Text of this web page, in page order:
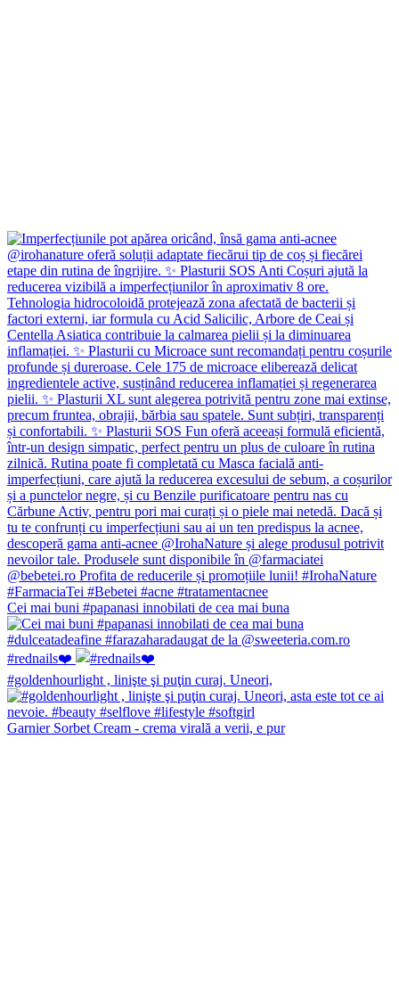
Cei mai buni #papanasi innobilati de cea mai buna
#rednails❤️
#goldenhourlight , linişte şi puţin curaj. Uneori,
Garnier Sorbet Cream - crema virală a verii, e pur